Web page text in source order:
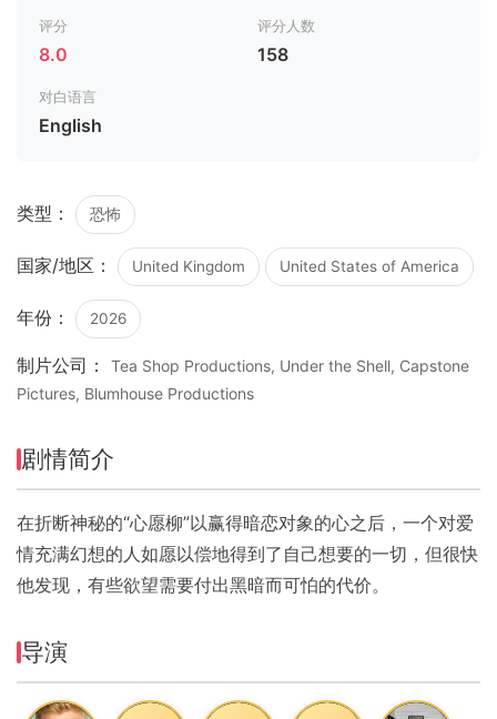
评分
8.0
评分人数
158
对白语言
English
类型： 恐怖
国家/地区： United Kingdom United States of America
年份： 2026
制片公司：
Tea Shop Productions, Under the Shell, Capstone
Pictures, Blumhouse Productions
剧情简介
在折断神秘的“心愿柳”以赢得暗恋对象的心之后，一个对爱
情充满幻想的人如愿以偿地得到了自己想要的一切，但很快
他发现，有些欲望需要付出黑暗而可怕的代价。
导演